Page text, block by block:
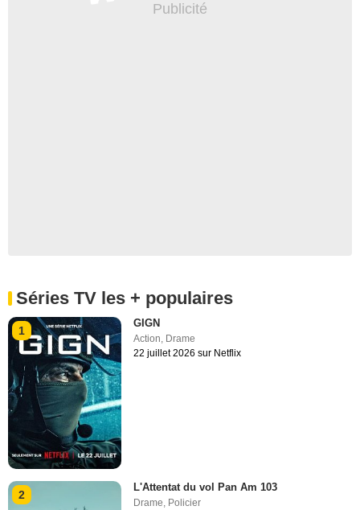
Séries TV les + populaires
1
GIGN
Action, Drame
22 juillet 2026 sur Netflix
2
L'Attentat du vol Pan Am 103
Drame Policier